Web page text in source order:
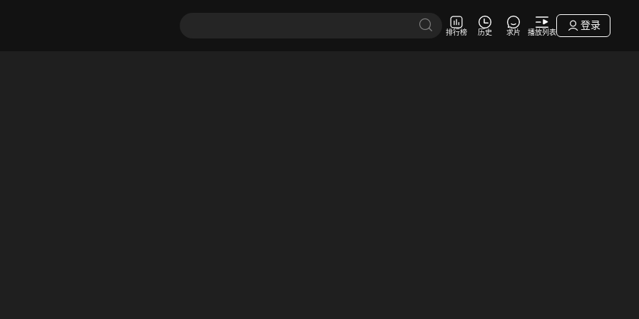
排行榜 历史 求片 播放列表
登录